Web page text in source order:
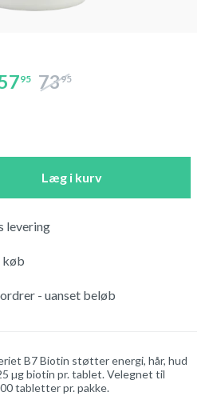
95 7395
Læg i kurv
levering
køb
- uanset beløb
B7 Biotin støtter energi, hår, hud
µg biotin pr. tablet. Velegnet til
tabletter pr. pakke.